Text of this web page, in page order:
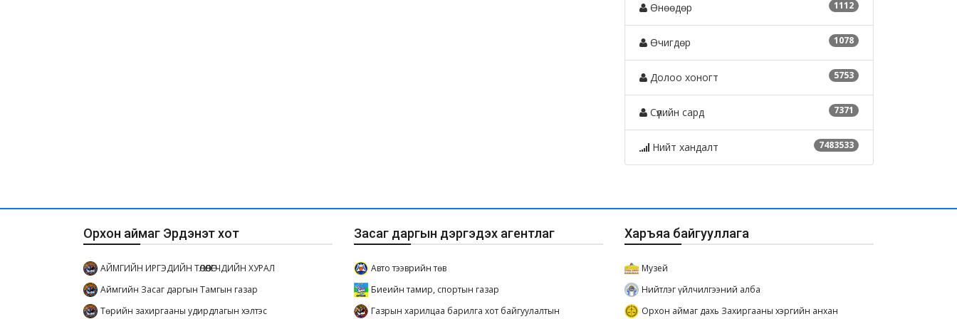
1112
Өнөөдөр
1078
Өчигдөр
5753
Долоо хоногт
7371
Сүүлийн сард
7483533
Нийт хандалт
Орхон аймаг Эрдэнэт хот
АЙМГИЙН ИРГЭДИЙН ТӨЛӨӨЛӨГЧДИЙН ХУРАЛ
Аймгийн Засаг даргын Тамгын газар
Төрийн захиргааны удирдлагын хэлтэс
Засаг даргын дэргэдэх агентлаг
Авто тээврийн төв
Биеийн тамир, спортын газар
Газрын харилцаа барилга хот байгуулалтын
Харъяа байгууллага
Музей
Нийтлэг үйлчилгээний алба
Орхон аймаг дахь Захиргааны хэргийн анхан